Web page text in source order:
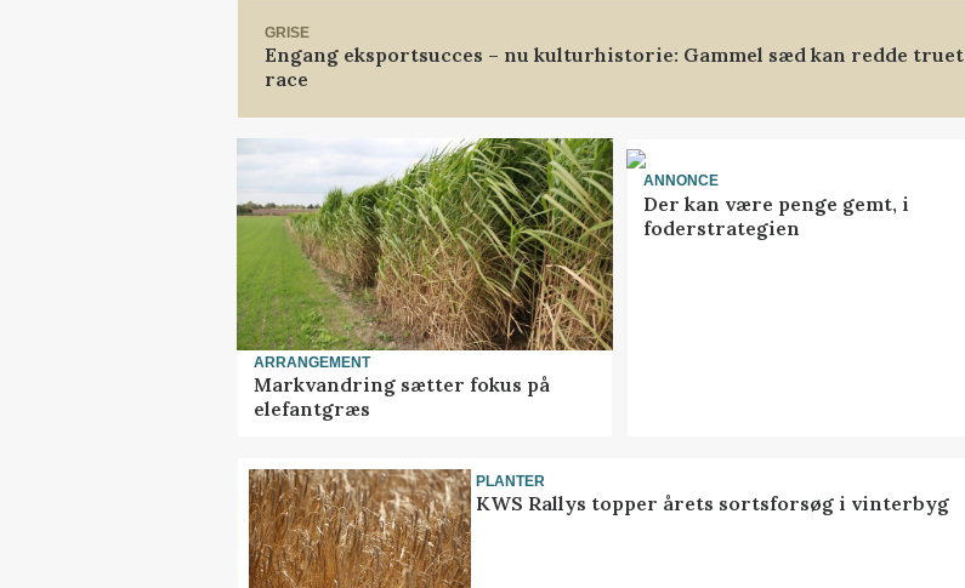
GRISE
Engang eksportsucces – nu kulturhistorie: Gammel sæd kan redde truet
race
ARRANGEMENT
Markvandring sætter fokus på
elefantgræs
ANNONCE
Der kan være penge gemt, i
foderstrategien
PLANTER
KWS Rallys topper årets sortsforsøg i vinterbyg